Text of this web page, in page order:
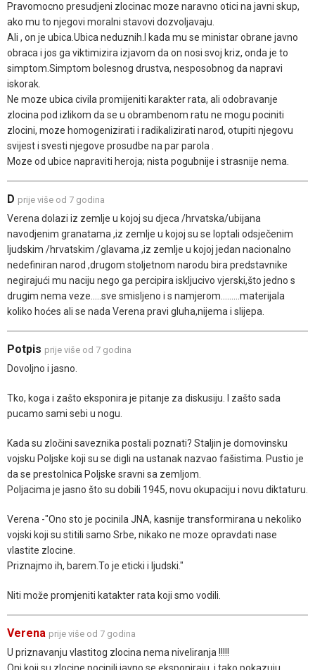
Pravomocno presudjeni zlocinac moze naravno otici na javni skup,
ako mu to njegovi moralni stavovi dozvoljavaju.
Ali , on je ubica.Ubica neduznih.I kada mu se ministar obrane javno
obraca i jos ga viktimizira izjavom da on nosi svoj kriz, onda je to
simptom.Simptom bolesnog drustva, nesposobnog da napravi
iskorak.
Ne moze ubica civila promijeniti karakter rata, ali odobravanje
zlocina pod izlikom da se u obrambenom ratu ne mogu pociniti
zlocini, moze homogenizirati i radikalizirati narod, otupiti njegovu
svijest i svesti njegove prosudbe na par parola .
Moze od ubice napraviti heroja; nista pogubnije i strasnije nema.
D prije više od 7 godina
Verena dolazi iz zemlje u kojoj su djeca /hrvatska/ubijana
navodjenim granatama ,iz zemlje u kojoj su se loptali odsječenim
ljudskim /hrvatskim /glavama ,iz zemlje u kojoj jedan nacionalno
nedefiniran narod ,drugom stoljetnom narodu bira predstavnike
negirajući mu naciju nego ga percipira iskljucivo vjerski,što jedno s
drugim nema veze.....sve smisljeno i s namjerom.........materijala
koliko hoćes ali se nada Verena pravi gluha,nijema i slijepa.
Potpis prije više od 7 godina
Dovoljno i jasno.
Tko, koga i zašto eksponira je pitanje za diskusiju. I zašto sada
pucamo sami sebi u nogu.
Kada su zločini saveznika postali poznati? Staljin je domovinsku
vojsku Poljske koji su se digli na ustanak nazvao fašistima. Pustio je
da se prestolnica Poljske sravni sa zemljom.
Poljacima je jasno što su dobili 1945, novu okupaciju i novu diktaturu.
Verena -"Ono sto je pocinila JNA, kasnije transformirana u nekoliko
vojski koji su stitili samo Srbe, nikako ne moze opravdati nase
vlastite zlocine.
Priznajmo ih, barem.To je eticki i ljudski."
Niti može promjeniti katakter rata koji smo vodili.
Verena prije više od 7 godina
U priznavanju vlastitog zlocina nema niveliranja !!!!!